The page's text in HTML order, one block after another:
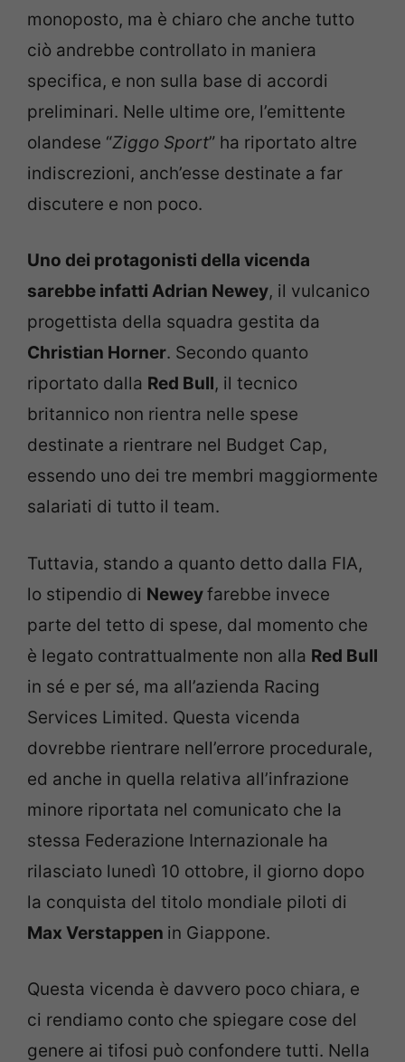
monoposto, ma è chiaro che anche tutto
ciò andrebbe controllato in maniera
specifica, e non sulla base di accordi
preliminari. Nelle ultime ore, l’emittente
olandese “Ziggo Sport” ha riportato altre
indiscrezioni, anch’esse destinate a far
discutere e non poco.
Uno dei protagonisti della vicenda
sarebbe infatti Adrian Newey, il vulcanico
progettista della squadra gestita da
Christian Horner. Secondo quanto
riportato dalla Red Bull, il tecnico
britannico non rientra nelle spese
destinate a rientrare nel Budget Cap,
essendo uno dei tre membri maggiormente
salariati di tutto il team.
Tuttavia, stando a quanto detto dalla FIA,
lo stipendio di Neweyfarebbe invece
parte del tetto di spese, dal momento che
è legato contrattualmente non alla Red Bull
in sé e per sé, ma all’azienda Racing
Services Limited. Questa vicenda
dovrebbe rientrare nell’errore procedurale,
ed anche in quella relativa all’infrazione
minore riportata nel comunicato che la
stessa Federazione Internazionale ha
rilasciato lunedì 10 ottobre, il giorno dopo
la conquista del titolo mondiale piloti di
Max Verstappen in Giappone.
Questa vicenda è davvero poco chiara, e
ci rendiamo conto che spiegare cose del
genere ai tifosi può confondere tutti. Nella